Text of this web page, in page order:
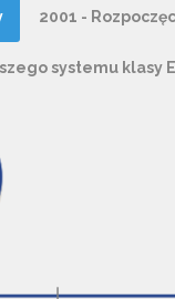
2001 -
systemu klasy